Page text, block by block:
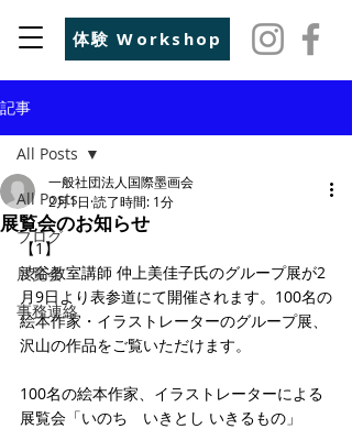
体験 Workshop
記事
All Posts
ブログ
展覧会
事務連絡
All Posts
展覧会のお知らせ
一般社団法人国際墨画会
2月1日 読了時間: 1分
【1】
渋谷教室講師 仲上美佳子氏のグループ展が2
月9日より表参道にて開催されます。100名の
絵本作家・イラストレーターのグループ展、
沢山の作品をご覧いただけます。
100名の絵本作家、イラストレーターによる
展覧会「いのち　いきとし いきるもの」